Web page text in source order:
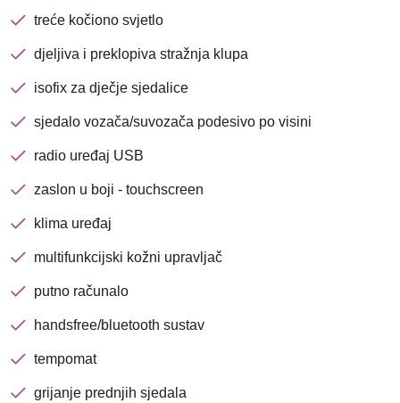
treće kočiono svjetlo
djeljiva i preklopiva stražnja klupa
isofix za dječje sjedalice
sjedalo vozača/suvozača podesivo po visini
radio uređaj USB
zaslon u boji - touchscreen
klima uređaj
multifunkcijski kožni upravljač
putno računalo
handsfree/bluetooth sustav
tempomat
grijanje prednjih sjedala
Nova lokacija - Slavonska
Brza pretraga Napredna pretraga